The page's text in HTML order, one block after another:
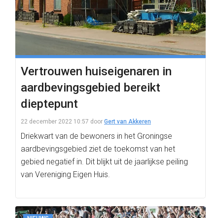
Vertrouwen huiseigenaren in
aardbevingsgebied bereikt
dieptepunt
22 december 2022 10:57 door Gert van Akkeren
Driekwart van de bewoners in het Groningse
aardbevingsgebied ziet de toekomst van het
gebied negatief in. Dit blijkt uit de jaarlijkse peiling
van Vereniging Eigen Huis.